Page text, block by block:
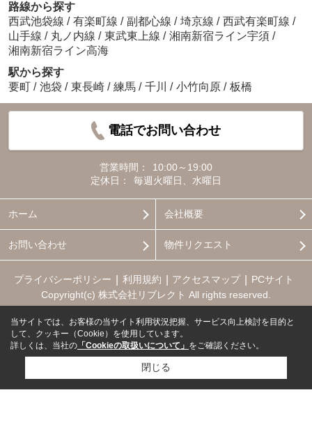
路線から探す
西武池袋線 / 有楽町線 / 副都心線 / 埼京線 / 西武有楽町線 /
山手線 / 丸ノ内線 / 東武東上線 / 湘南新宿ライン宇須 /
湘南新宿ライン高海
駅から探す
要町 / 池袋 / 東長崎 / 練馬 / 千川 / 小竹向原 / 板橋
電話でお問い合わせ
営業時間：
10:00～19:00
定休日：
毎週火曜日、水曜日
ホーム 会社概要
お問い合わせ 物件リクエスト
プライバシーポリシー 利用規約 アクセスマップ
PCサイト
Copyright(c) 株式会社リブレクト All rights reserved.
当サイトでは、お客様の当サイト利用状況把握、サービス向上検討を目的と
して、クッキー（Cookie）を使用しています。
詳しくは、当社の 「Cookieの取扱いについて」 をご確認ください。
閉じる